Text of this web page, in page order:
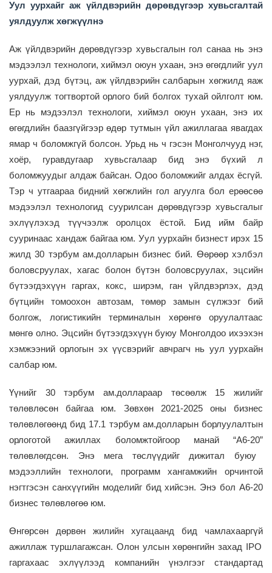
Уул уурхайгаж үйлдвэрийн дөрөвдүгээр хувьсгалтай
уялдуулж хөгжүүлнэ
Аж үйлдвэрийн дөрөвдүгээр хувьсгалын гол санаа нь энэ
мэдээлэл технологи, хиймэл оюун ухаан, энэ өгөгдлийг уул
уурхай, дэд бүтэц, аж үйлдвэрийн салбарын хөгжилд яаж
уялдуулж тогтвортой орлого бий болгох тухай ойлголт юм.
Ер нь мэдээлэл технологи, хиймэл оюун ухаан, энэ их
өгөгдлийн баазгүйгээр өдөр тутмын үйл ажиллагаа явагдах
ямар ч боломжгүй болсон. Урьд нь ч гэсэн Монголчууд нэг,
хоёр, гуравдугаар хувьсгалаар бидэнэ бүхий л
боломжуудыг алдаж байсан. Одоо боломжийг алдах ёсгүй.
Тэр ч утгаараа бидний хөгжлийн гол агуулга бол ерөөсөө
мэдээлэл технологид суурилсандөрөвдүгээр хувьсгалыг
эхлүүлэхэд түүчээлж оролцох ёстой. Бид ийм байр
сууринаас хандаж байгаа юм. Уул уурхайн бизнест ирэх 15
жилд 30 тэрбум ам.долларын бизнес бий. Өөрөөр хэлбэл
боловсруулах, хагас болон бүтэн боловсруулах, эцсийн
бүтээгдэхүүн гаргах, кокс, ширэм, ган үйлдвэрлэх, дэд
бүтцийн томоохон автозам, төмөр замын сүлжээг бий
болгож, логистикийн терминалын хөрөнгө оруулалтаас
мөнгө олно. Эцсийн бүтээгдэхүүн буюу Монголдоо ихээхэн
хэмжээний орлогын эх үүсвэрийг авчрагч нь уул уурхайн
салбар юм.
Үүнийг 30 тэрбум ам.доллараар төсөөлж 15 жилийг
төлөвлөсөн байгаа юм. Зөвхөн 2021-2025 оны бизнес
төлөвлөгөөнд бид 17.1 тэрбум ам.долларын борлуулалтын
орлоготой ажиллах боломжтойгоор манай “А6-20”
төлөвлөгдсөн. Энэ мега төслүүдийг дижитал буюу
мэдээллийн технологи, программ хангамжийн орчинтой
нэгтгэсэн санхүүгийн моделийг бид хийсэн. Энэ бол А6-20
бизнес төлөвлөгөө юм.
Өнгөрсөн дөрвөн жилийн хугацаанд бид чамлахааргүй
ажиллаж туршлагажсан. Олон улсын хөрөнгийн захад IPO
гаргахаас эхлүүлээд компанийн үнэлгээг стандартад